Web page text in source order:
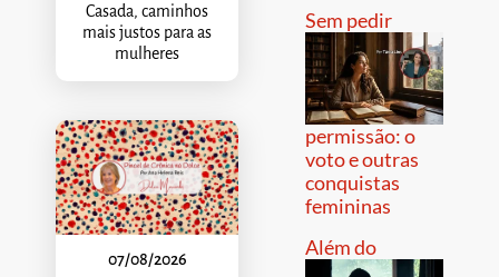
Casada, caminhos
mais justos para as
mulheres
07/08/2026
Sem pedir
permissão: o
voto e outras
conquistas
femininas
Além do